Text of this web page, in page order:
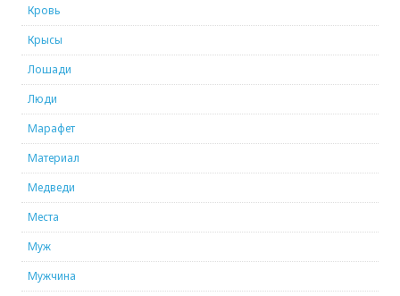
Кровь
Крысы
Лошади
Люди
Марафет
Материал
Медведи
Места
Муж
Мужчина